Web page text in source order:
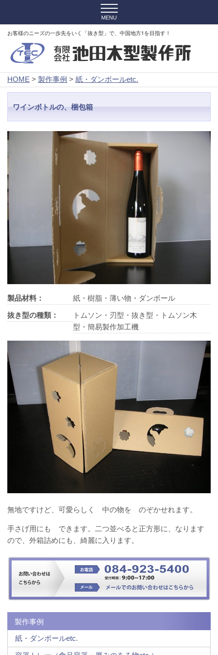
お客様のニーズの一歩先をいく「抜き型」で、中国地方1を目指す！
HOME > 製作事例 > 紙・ダンボールetc.
ワインボトルの、梱包箱
製品材料： 紙・樹脂・薄い物・ダンボール
抜き型の種類：
トムソン・刃型・抜き型・トムソン木
型・簡易製作加工機
無地ですけど、可愛らしく 中の物を のぞかせれます。
手さげ用にも できます。二つ並べると正方形に、なります
ので、外箱詰めにも、綺麗に入ります。
製作事例
紙・ダンボールetc.